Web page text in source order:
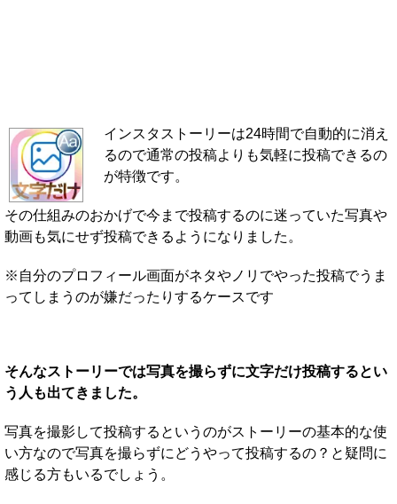
インスタストーリーは24時間で自動的に消え
るので通常の投稿よりも気軽に投稿できるの
が特徴です。
その仕組みのおかげで今まで投稿するのに迷っていた写真や
動画も気にせず投稿できるようになりました。
※自分のプロフィール画面がネタやノリでやった投稿でうま
ってしまうのが嫌だったりするケースです
そんなストーリーでは写真を撮らずに文字だけ投稿するとい
う人も出てきました。
写真を撮影して投稿するというのがストーリーの基本的な使
い方なので写真を撮らずにどうやって投稿するの？と疑問に
感じる方もいるでしょう。